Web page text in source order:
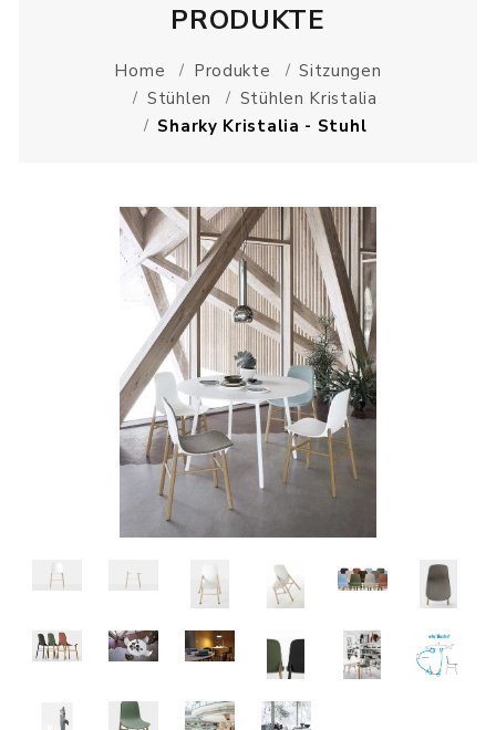
PRODUKTE
Home Produkte
Sitzungen
Stühlen
Stühlen Kristalia
Sharky Kristalia - Stuhl